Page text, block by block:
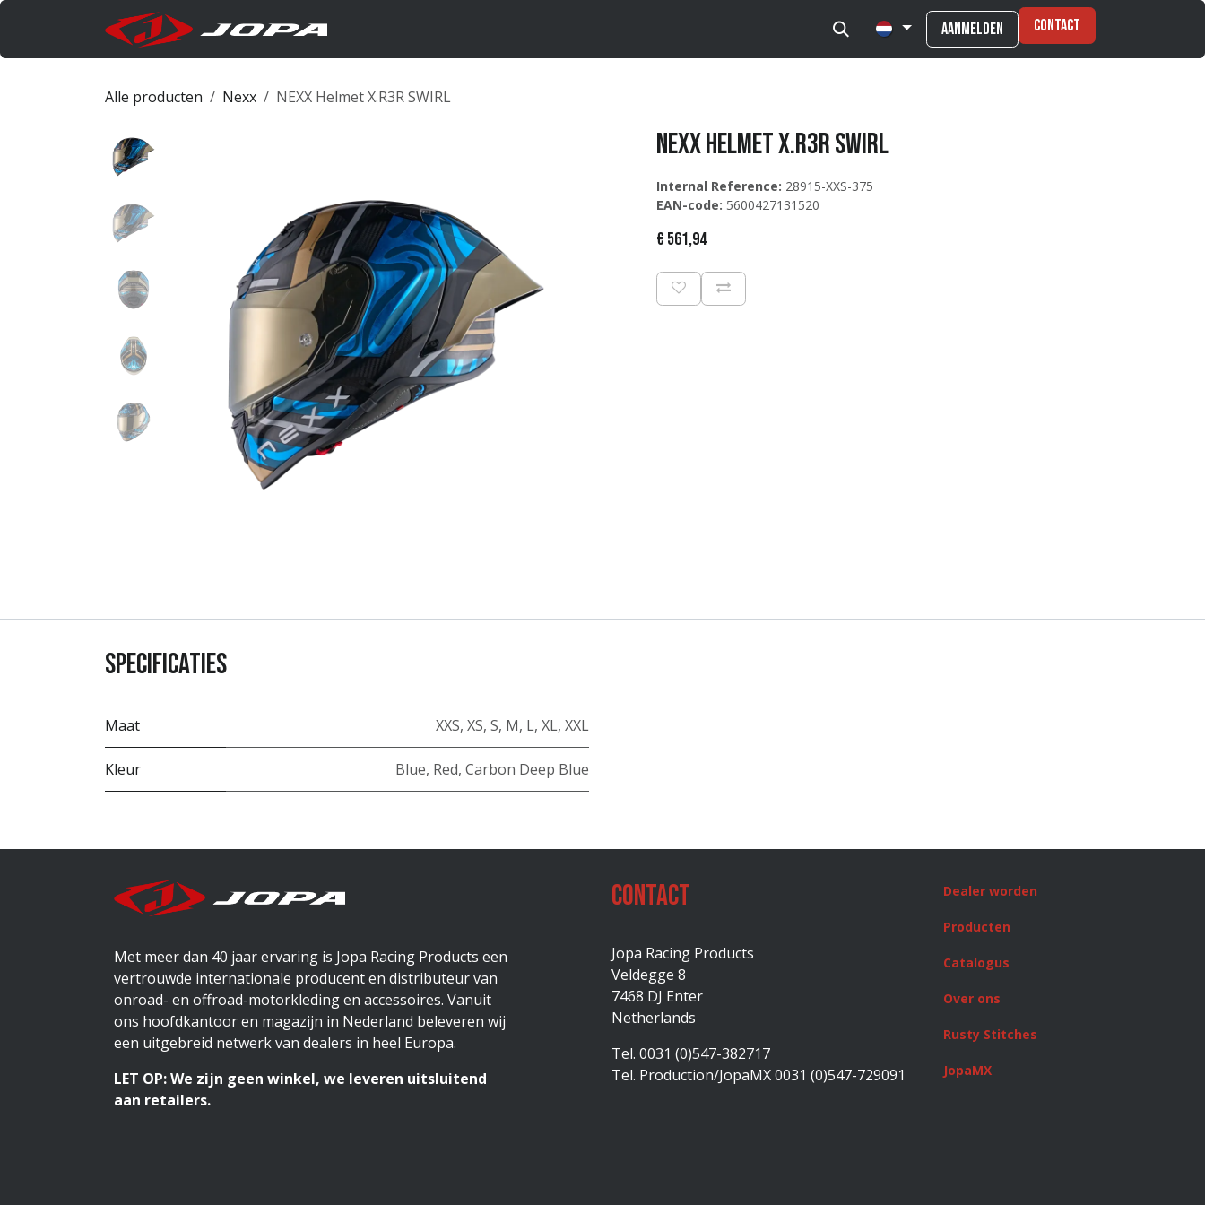
Overslaan naar inhoud
Aanmelden Contact
Alle producten Nexx NEXX Helmet X.R3R SWIRL
NEXX Helmet X.R3R SWIRL
Internal Reference: 28915-XXS-375
EAN-code: 5600427131520
€ 561,94
Specificaties
Maat XXS, XS, S, M, L, XL, XXL
Kleur Blue, Red, Carbon Deep Blue
Met meer dan 40 jaar ervaring is Jopa Racing Products een
vertrouwde internationale producent en distributeur van
onroad- en offroad-motorkleding en accessoires. Vanuit
ons hoofdkantoor en magazijn in Nederland beleveren wij
een uitgebreid netwerk van dealers in heel Europa.
LET OP: We zijn geen winkel, we leveren uitsluitend
aan retailers.
Contact
Jopa Racing Products
Veldegge 8
7468 DJ Enter
Netherlands
Tel. 0031 (0)547-382717
Tel. Production/JopaMX 0031 (0)547-729091
Dealer worden
Producten
Catalogus
Over ons
Rusty Stitches
JopaMX